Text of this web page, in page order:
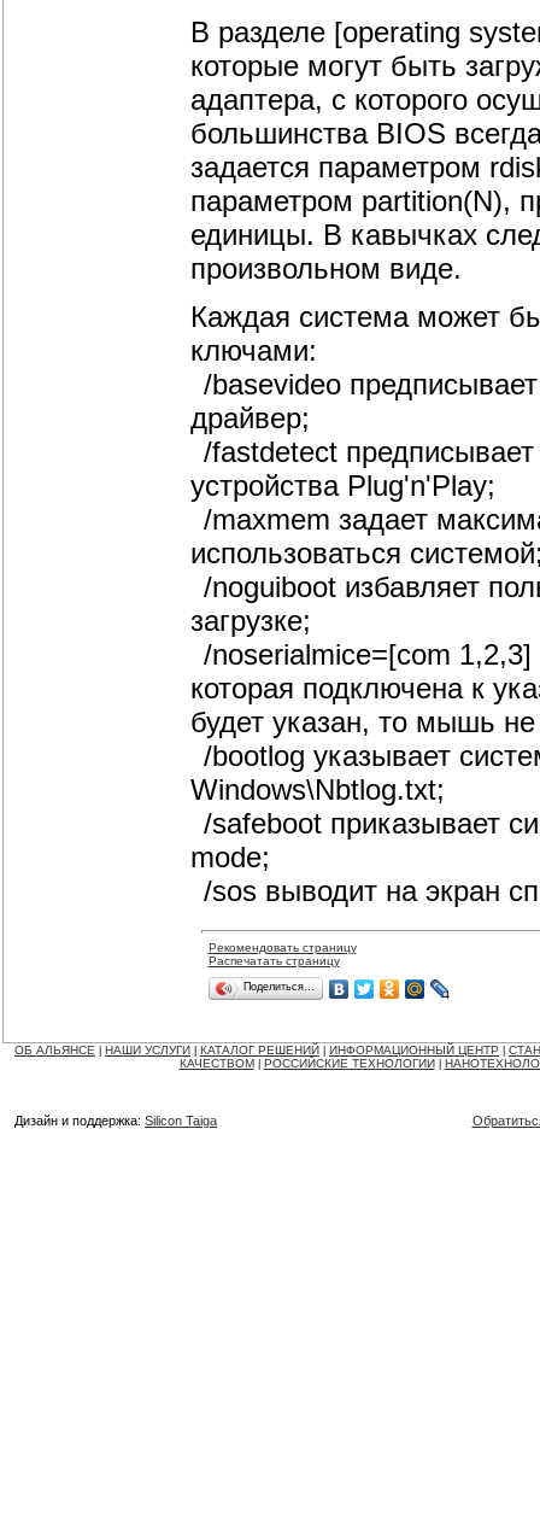
В разделе [operating
которые могут быть
адаптера, с которого
большинства BIOS
задается параметром
параметром partition(N),
единицы. В кавычках
произвольном виде.
Каждая система может
ключами:
/basevideo
драйвер;
/fastdetect предписывает
устройства Plug'n'Play;
/maxmem задает
использоваться
/noguiboot избавляет
загрузке;
/noserialmice=[com
которая подключена к
будет указан, то мышь
/bootlog указывает
Windows\Nbtlog.txt;
/safeboot приказывает
mode;
/sos выводит на экран
Рекомендовать страницу
Распечатать страницу
Поделиться…
ОБ АЛЬЯНСЕ НАШИ УСЛУГИ КАТАЛОГ РЕШЕНИЙ ИНФОРМАЦИОННЫЙ ЦЕНТР
КАЧЕСТВОМ
РОССИЙСКИЕ ТЕХНОЛОГИИ
Дизайн и поддержка: Silicon Taiga